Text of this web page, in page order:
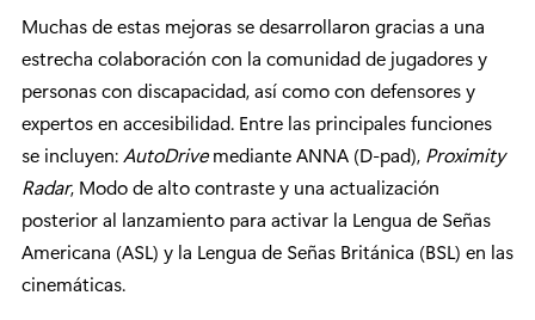
Muchas de estas mejoras se desarrollaron gracias a una
estrecha colaboración con la comunidad de jugadores y
personas con discapacidad, así como con defensores y
expertos en accesibilidad. Entre las principales funciones
se incluyen:AutoDrivemediante ANNA (D-pad), Proximity
Radar, Modo de alto contraste y una actualización
posterior al lanzamiento para activar la Lengua de Señas
Americana (ASL) y la Lengua de Señas Británica (BSL) en las
cinemáticas.